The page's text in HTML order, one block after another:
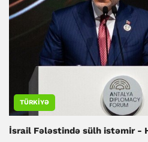
TÜRKIYƏ
İsrail Fələstində sülh istəmir -